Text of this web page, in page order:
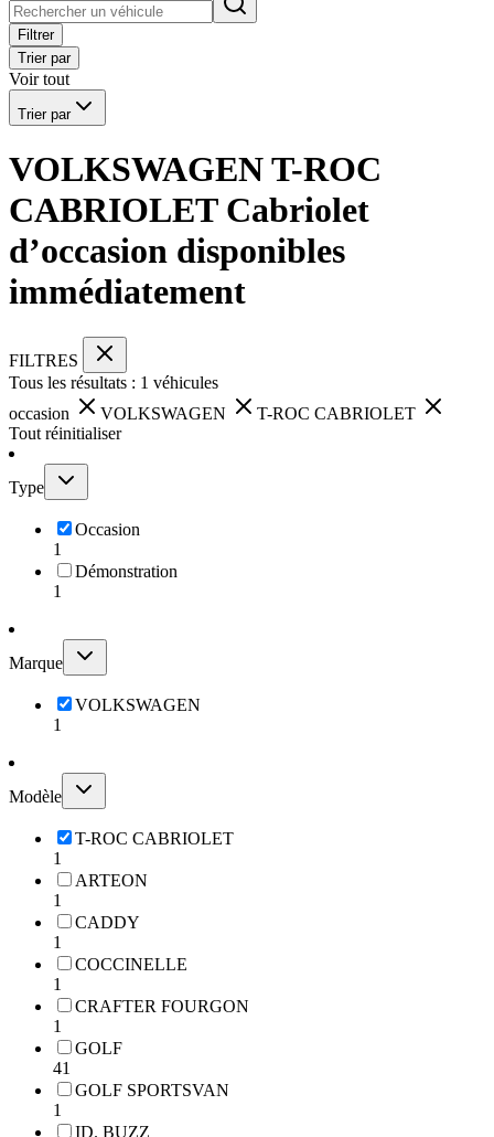
Filtrer
Trier par
Voir tout
Trier par
VOLKSWAGEN T-ROC
CABRIOLET Cabriolet
d’occasion disponibles
immédiatement
FILTRES
Tous les résultats : 1 véhicules
occasion
VOLKSWAGEN
T-ROC CABRIOLET
Tout réinitialiser
Type
Occasion
1
Démonstration
1
Marque
VOLKSWAGEN
1
Modèle
T-ROC CABRIOLET
1
ARTEON
1
CADDY
1
COCCINELLE
1
CRAFTER FOURGON
1
GOLF
41
GOLF SPORTSVAN
1
ID. BUZZ